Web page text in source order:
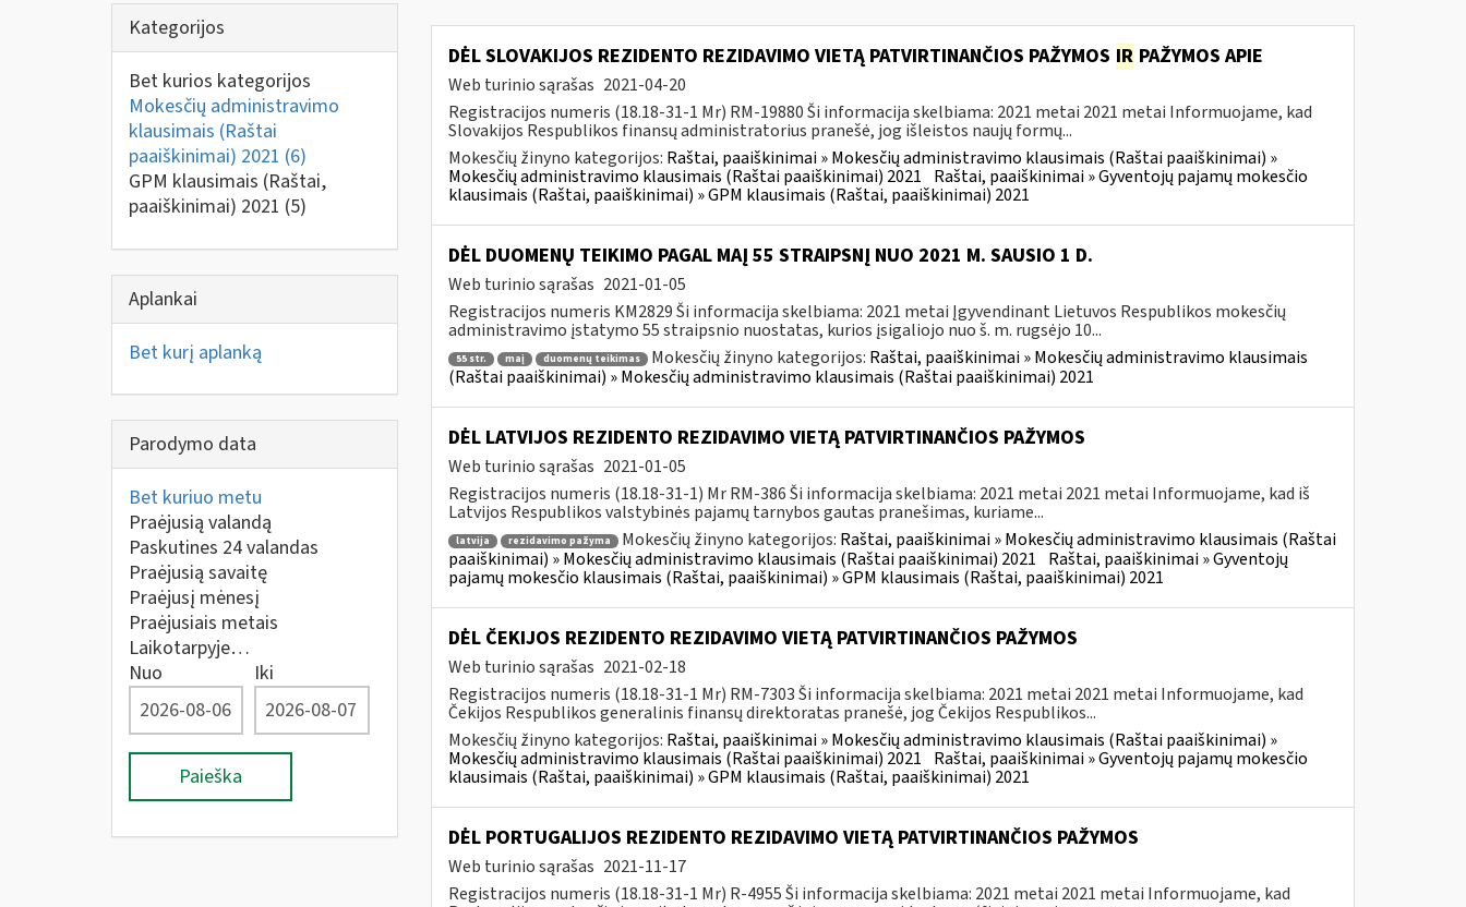
Kategorijos
Bet kurios kategorijos
Mokesčių administravimo
klausimais (Raštai
paaiškinimai) 2021 (6)
GPM klausimais (Raštai,
paaiškinimai) 2021 (5)
Aplankai
Bet kurį aplanką
Parodymo data
Bet kuriuo metu
Praėjusią valandą
Paskutines 24 valandas
Praėjusią savaitę
Praėjusį mėnesį
Praėjusiais metais
Laikotarpyje…
Nuo
Iki
Paieška
DĖL SLOVAKIJOS REZIDENTO REZIDAVIMO VIETĄ PATVIRTINANČIOS PAŽYMOS IR PAŽYMOS APIE
Web turinio sąrašas 2021-04-20
Registracijos numeris (18.18-31-1 Mr) RM-19880 Ši informacija skelbiama: 2021 metai 2021 metai Informuojame, kad
Slovakijos Respublikos finansų administratorius pranešė, jog išleistos naujų formų...
Mokesčių žinyno kategorijos: Raštai, paaiškinimai » Mokesčių administravimo klausimais (Raštai paaiškinimai) »
Mokesčių administravimo klausimais (Raštai paaiškinimai) 2021 Raštai, paaiškinimai » Gyventojų pajamų mokesčio
klausimais (Raštai, paaiškinimai) » GPM klausimais (Raštai, paaiškinimai) 2021
DĖL DUOMENŲ TEIKIMO PAGAL MAĮ 55 STRAIPSNĮ NUO 2021 M. SAUSIO 1 D.
Web turinio sąrašas 2021-01-05
Registracijos numeris KM2829 Ši informacija skelbiama: 2021 metai Įgyvendinant Lietuvos Respublikos mokesčių
administravimo įstatymo 55 straipsnio nuostatas, kurios įsigaliojo nuo š. m. rugsėjo 10...
55 str. maį duomenų teikimas Mokesčių žinyno kategorijos: Raštai, paaiškinimai » Mokesčių administravimo klausimais
(Raštai paaiškinimai) » Mokesčių administravimo klausimais (Raštai paaiškinimai) 2021
DĖL LATVIJOS REZIDENTO REZIDAVIMO VIETĄ PATVIRTINANČIOS PAŽYMOS
Web turinio sąrašas 2021-01-05
Registracijos numeris (18.18-31-1) Mr RM-386 Ši informacija skelbiama: 2021 metai 2021 metai Informuojame, kad iš
Latvijos Respublikos valstybinės pajamų tarnybos gautas pranešimas, kuriame...
latvija rezidavimo pažyma Mokesčių žinyno kategorijos: Raštai, paaiškinimai » Mokesčių administravimo klausimais (Raštai
paaiškinimai) » Mokesčių administravimo klausimais (Raštai paaiškinimai) 2021 Raštai, paaiškinimai » Gyventojų
pajamų mokesčio klausimais (Raštai, paaiškinimai) » GPM klausimais (Raštai, paaiškinimai) 2021
DĖL ČEKIJOS REZIDENTO REZIDAVIMO VIETĄ PATVIRTINANČIOS PAŽYMOS
Web turinio sąrašas 2021-02-18
Registracijos numeris (18.18-31-1 Mr) RM-7303 Ši informacija skelbiama: 2021 metai 2021 metai Informuojame, kad
Čekijos Respublikos generalinis finansų direktoratas pranešė, jog Čekijos Respublikos...
Mokesčių žinyno kategorijos: Raštai, paaiškinimai » Mokesčių administravimo klausimais (Raštai paaiškinimai) »
Mokesčių administravimo klausimais (Raštai paaiškinimai) 2021 Raštai, paaiškinimai » Gyventojų pajamų mokesčio
klausimais (Raštai, paaiškinimai) » GPM klausimais (Raštai, paaiškinimai) 2021
DĖL PORTUGALIJOS REZIDENTO REZIDAVIMO VIETĄ PATVIRTINANČIOS PAŽYMOS
Web turinio sąrašas 2021-11-17
Registracijos numeris (18.18-31-1 Mr) R-4955 Ši informacija skelbiama: 2021 metai 2021 metai Informuojame, kad